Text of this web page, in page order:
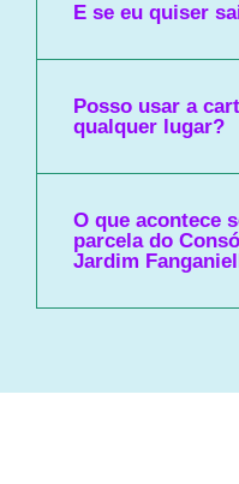
E se eu quiser
Posso usar a
qualquer lugar?
O que acontece
parcela do
Jardim